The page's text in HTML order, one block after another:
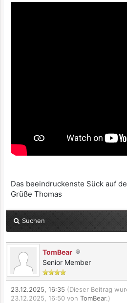
Das beeindruckenste Sück auf
Grüße Thomas
Suchen
TomBear
Senior Member
23.12.2025, 16:35 (Dieser Beitrag
23.12.2025, 16:50 von TomBear.)